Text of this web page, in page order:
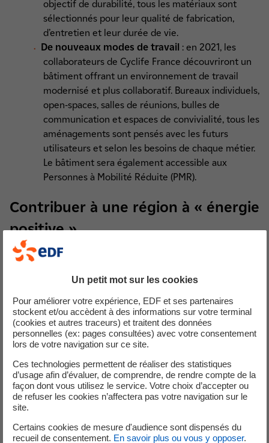
objectif de durabilité, tous les matériaux sont
sélectionnés pour leur qualité de fabrication,
d’entretien et leur durée de vie.
De nouveaux modes de travail : en 2021, les
collaborateurs de Cyclife France découvriront un
bâtiment offrant un environnement de travail
modernisé et plus collaboratif. Bureaux individuels,
open-spaces, salles de réunions, bulles de
communication et espaces de convivialité, tous les
aménagements sont pensés avec les futurs
utilisateurs et selon les besoins de chaque métier.
Le bâtiment sera également accessible aux
Personnes à Mobilité Réduite (PMR).
Contribuer à une région à « énergie
positive »
Cyclife France développe également un projet de
photovoltaïques sur les espaces de stationnement du
site de Centraco à l’horizon 2021.
Le dispositif actuellement à l’étude repose sur
l’installation de 1 600 panneaux solairesd’une
puissance totale de 530 kWc*. Le projet répond
pleinement à
l’ambition de Cyclife de développer les
énergies renouvelables avec 706 MWh produit chaque
année, soit l’équivalent de la consommation
résidentielle annuelle moyenne de 150 foyers.A noter
conservée.
Un petit mot sur les cookies
Pour améliorer votre expérience, EDF et ses partenaires
stockent et/ou accèdent à des informations sur votre terminal
(cookies et autres traceurs) et traitent des données
personnelles (ex: pages consultées) avec votre consentement
lors de votre navigation sur ce site.
Ces technologies permettent de réaliser des statistiques
d’usage afin d’évaluer, de comprendre, de rendre compte de la
façon dont vous utilisez le service. Votre choix d’accepter ou
de refuser les cookies n’affectera pas votre navigation sur le
site.
Certains cookies de mesure d'audience sont dispensés du
recueil de consentement. En savoir plus ou vous y opposer.